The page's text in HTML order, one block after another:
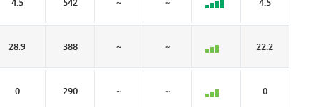
4.5 542 ~ ~ 4.5
28.9 388 ~ ~ 22.2
0 290 ~ ~ 0